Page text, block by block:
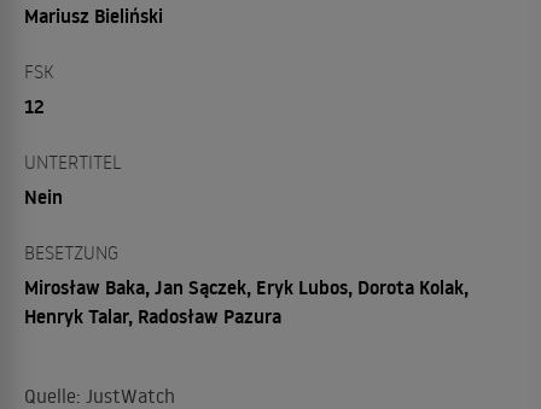
Mariusz Bieliński
FSK
12
UNTERTITEL
Nein
BESETZUNG
Mirosław Baka, Jan Sączek, Eryk Lubos, Dorota Kolak,
Henryk Talar, Radosław Pazura
Quelle: JustWatch